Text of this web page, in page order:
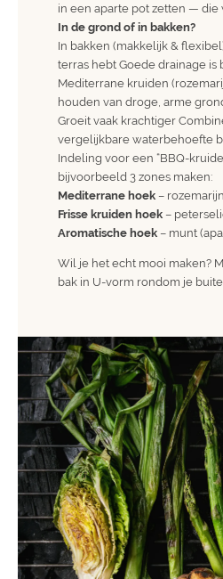
in een aparte pot zetten — die
In de grond of in bakken?
In bakken (makkelijk &
terras hebt Goede drainage is
Mediterrane kruiden
houden van droge, arme
Groeit vaak krachtiger
vergelijkbare waterbehoefte
Indeling voor een “BBQ-
bijvoorbeeld 3 zones maken:
Mediterrane hoek –
Frisse kruiden hoek –
Aromatische hoek – munt
Wil je het echt mooi maken?
bak in U-vorm rondom je